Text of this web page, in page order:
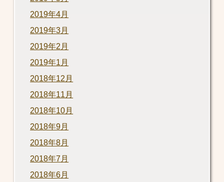
2019年4月
2019年3月
2019年2月
2019年1月
2018年12月
2018年11月
2018年10月
2018年9月
2018年8月
2018年7月
2018年6月